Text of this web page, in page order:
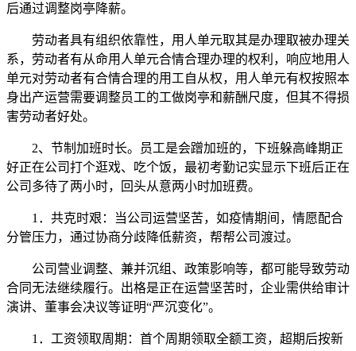
后通过调整岗亭降薪。
劳动者具有组织依靠性，用人单元取其是办理取被办理关
系，劳动者有从命用人单元合情合理办理的权利，响应地用人
单元对劳动者有合情合理的用工自从权，用人单元有权按照本
身出产运营需要调整员工的工做岗亭和薪酬尺度，但其不得损
害劳动者好处。
2、节制加班时长。员工是会蹭加班的，下班躲高峰期正
好正在公司打个逛戏、吃个饭，最初考勤记实显示下班后正在
公司多待了两小时，回头从意两小时加班费。
1．共克时艰：当公司运营坚苦，如疫情期间，情愿配合
分管压力，通过协商分歧降低薪资，帮帮公司渡过。
公司营业调整、兼并沉组、政策影响等，都可能导致劳动
合同无法继续履行。出格是正在运营坚苦时，企业需供给审计
演讲、董事会决议等证明“严沉变化”。
1．工资领取周期：首个周期领取全额工资，超期后按新